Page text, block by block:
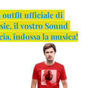
outfit ufficiale di
il vostro Sound
indossa la musica!